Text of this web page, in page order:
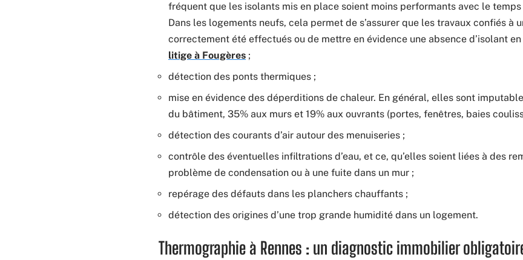
fréquent que les isolants mis en place soient moins performants avec le temps
Dans les logements neufs, cela permet de s’assurer que les travaux confiés à
correctement été effectués ou de mettre en évidence une absence d’isolant
litige à Fougères ;
détection des ponts thermiques ;
mise en évidence des déperditions de chaleur. En général, elles sont
du bâtiment, 35% aux murs et 19% aux ouvrants (portes, fenêtres, baies
détection des courants d’air autour des menuiseries ;
contrôle des éventuelles infiltrations d’eau, et ce, qu’elles soient liées à des
problème de condensation ou à une fuite dans un mur ;
repérage des défauts dans les planchers chauffants ;
détection des origines d’une trop grande humidité dans un logement.
Thermographie à Rennes : un diagnostic immobilier